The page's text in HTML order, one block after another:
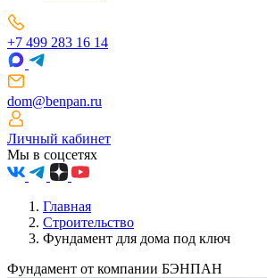
+7 499 283 16 14
dom@benpan.ru
Личный кабинет
Мы в соцсетях
Главная
Строительство
Фундамент для дома под ключ
Фундамент от компании БЭНПАН